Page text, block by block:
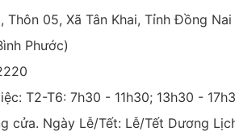
Thôn 05, Xã Tân Khai, Tỉnh Đồng
Phước)
T2-T6: 7h30 - 11h30; 13h30 -
cửa. Ngày Lễ/Tết: Lễ/Tết Dương